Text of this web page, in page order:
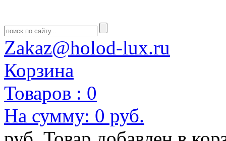
Zakaz@holod-lux.ru
Корзина
Товаров : 0
На сумму: 0 руб.